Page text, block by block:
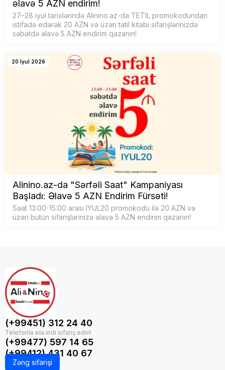
əlavə 5 AZN endirim!
27–28 iyul tarixlərində Alinino.az-da TETIL promokodundan
istifadə edərək 20 AZN və üzəri tətil kitabı sifarişlərinizdə
səbətdə əlavə 5 AZN endirim qazanın!
20 İyul 2026
Alinino.az-da "Sərfəli Saat" Kampaniyası
Başladı: Əlavə 5 AZN Endirim Fürsəti!
Saat 13:00-15:00 arası IYUL20 promokodu ilə 20 AZN və
üzəri bütün sifarişlərinizə əlavə 5 AZN endirim qazanın!
(+99451) 312 24 40
(+99477) 597 14 65
(+99412) 431 40 67
Zəng sifarişi